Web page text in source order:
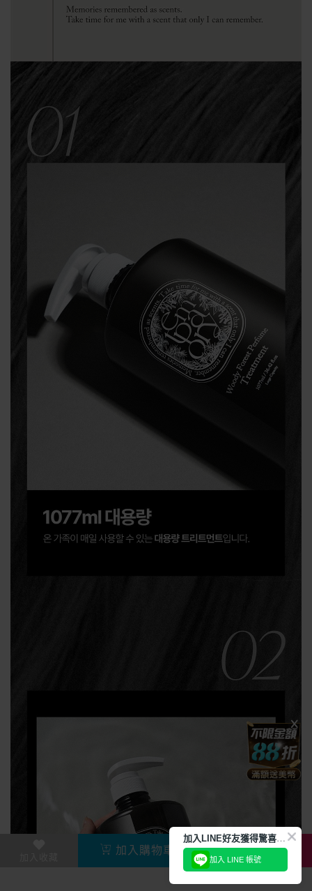
加入購物車 直接購買
加
入LINE好友獲得驚喜折扣!
加入 LINE 帳號